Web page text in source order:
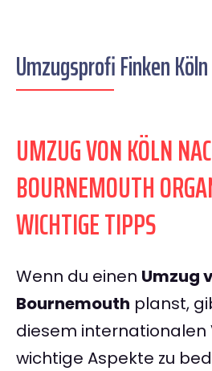
Umzugsprofi Finken Köln
UMZUG VON KÖLN
BOURNEMOUTH
WICHTIGE TIPPS
Wenn du einen Umzug
Bournemouth planst,
diesem internationalen
wichtige Aspekte zu